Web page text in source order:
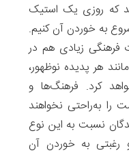
که روزی یک استیک
به خوردن آن کنیم.
فرهنگی زیادی هم در
هر پدیده نوظهور،
کرد. فرهنگ‌ها و
به‌راحتی نخواهند
نسبت به این نوع
رغبتی به خوردن آن